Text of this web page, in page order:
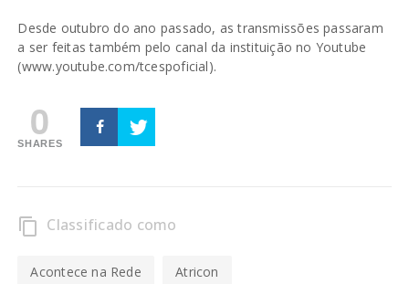
Desde outubro do ano passado, as transmissões passaram
a ser feitas também pelo canal da instituição no Youtube
(www.youtube.com/tcespoficial).
0
SHARES
content_copy Classificado como
Acontece na Rede Atricon